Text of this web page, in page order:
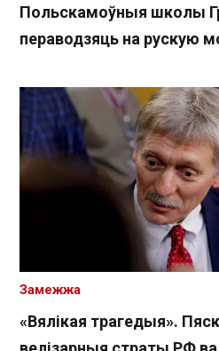
Польскамоўныя школы
пераводзяць на рускую
«Вялікая трагедыя».
Замежжа